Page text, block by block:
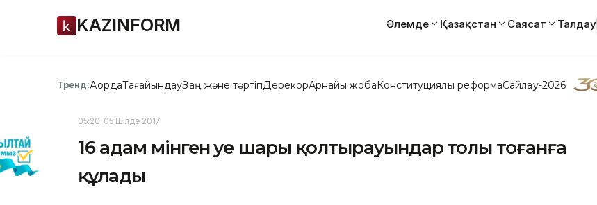
KAZINFORM Әлемде Қазақстан Саясат Талдау
Тренд:АқордаТағайындауЗаң және тәртіпДерекқорАрнайы жобаКонституциялық реформаСайлау-2026
05:20, 05 Шілде 2017
16 адам мінген әуе шары қолтырауындар толы тоғанға
құлады